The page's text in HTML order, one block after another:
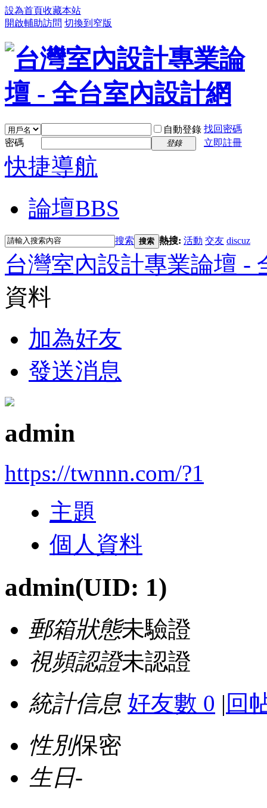
設為首頁收藏本站
開啟輔助訪問 切換到窄版
自動登錄 找回密碼
密碼
登錄 立即註冊
快捷導航
論壇BBS
搜索 搜索 熱搜: 活動 交友 discuz
台灣室內設計專業論壇 -
資料
加為好友
發送消息
admin
https://twnnn.com/?1
主題
個人資料
admin(UID: 1)
郵箱狀態未驗證
視頻認證未認證
統計信息 好友數 0 | 回
性別保密
生日-